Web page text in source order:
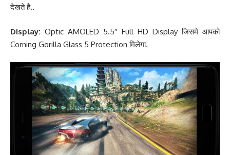
देखते है..
Display: Optic AMOLED 5.5″ Full HD Display जिसमे आपको
Corning Gorilla Glass 5 Protection मिलेगा.